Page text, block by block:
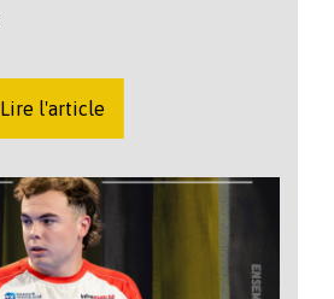
Lire l'article